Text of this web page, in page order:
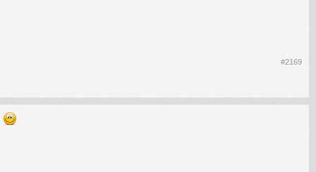
#2169